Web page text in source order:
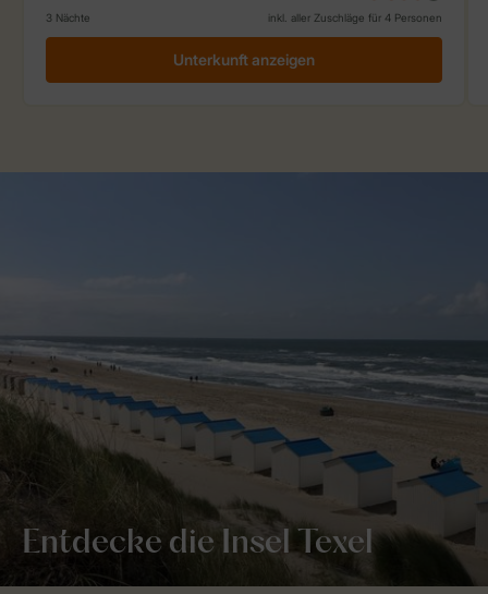
Entdecke die Insel Texel